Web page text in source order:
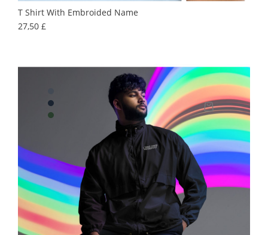
T Shirt With Embroided Name
27,50 £